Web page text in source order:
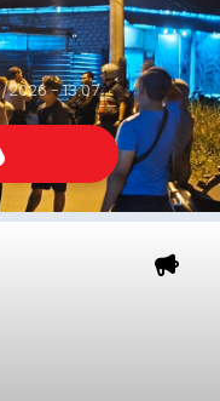
Kabupaten
Timur
- 13:07